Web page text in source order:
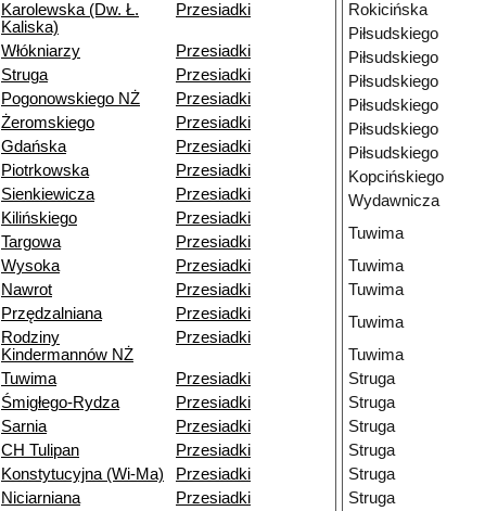
Karolewska (Dw. Ł.
Kaliska)
Przesiadki
Włókniarzy
Przesiadki
Struga
Przesiadki
Pogonowskiego NŻ
Przesiadki
Żeromskiego
Przesiadki
Gdańska
Przesiadki
Piotrkowska
Przesiadki
Sienkiewicza
Przesiadki
Kilińskiego
Przesiadki
Targowa
Przesiadki
Wysoka
Przesiadki
Nawrot
Przesiadki
Przędzalniana
Przesiadki
Rodziny
Kindermannów NŻ
Przesiadki
Tuwima
Przesiadki
Śmigłego-Rydza
Przesiadki
Sarnia
Przesiadki
CH Tulipan
Przesiadki
Konstytucyjna (Wi-Ma)
Przesiadki
Niciarniana Przesiadki
Rokicińska
Piłsudskiego
Piłsudskiego
Piłsudskiego
Piłsudskiego
Piłsudskiego
Piłsudskiego
Kopcińskiego
Wydawnicza
Tuwima
Tuwima
Tuwima
Tuwima
Tuwima
Struga
Struga
Struga
Struga
Struga
Struga